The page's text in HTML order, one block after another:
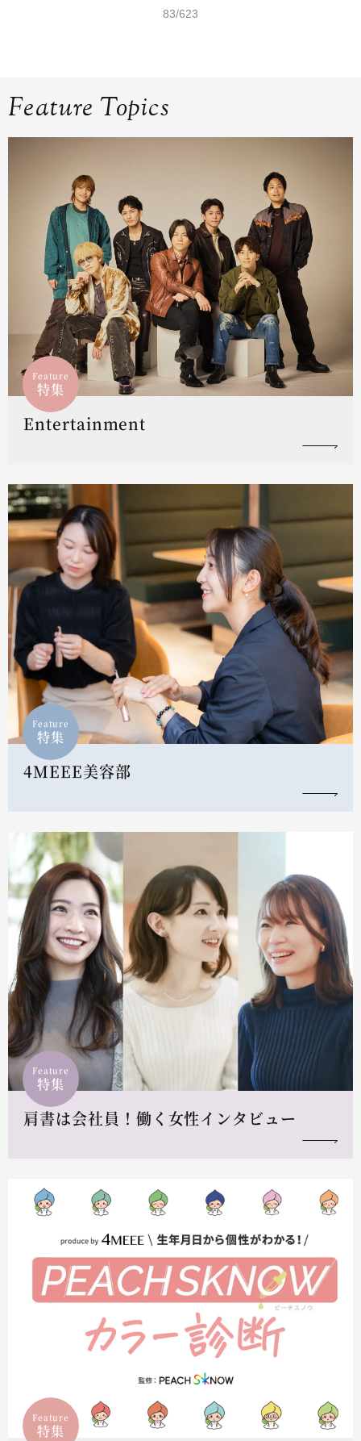
83/623
Feature Topics
Feature
特集
Entertainment
Feature
特集
4MEEE美容部
Feature
特集
肩書は会社員！働く女性インタビュー
Feature
特集